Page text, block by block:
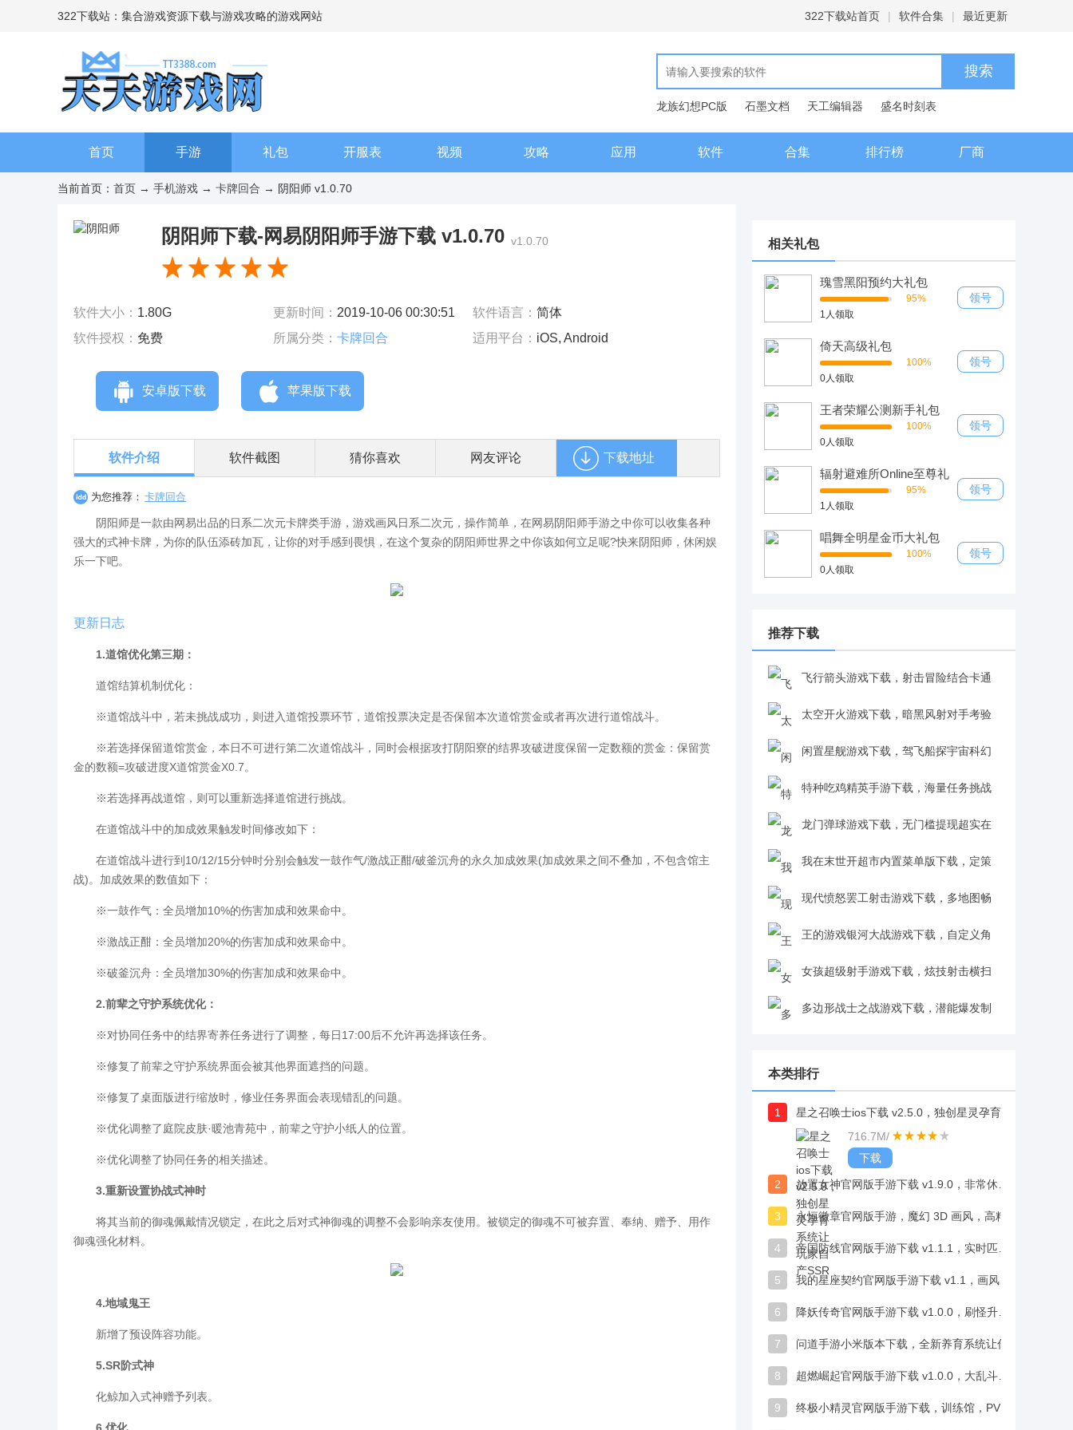
322下载站：集合游戏资源下载与游戏攻略的游戏网站 322下载站首页 | 软件合集 | 最近更新
龙族幻想PC版 石墨文档 天工编辑器
盛名时刻表
现代汉语词典
首页 手游 礼包 开服表 视频 攻略 应用 软件 合集 排行榜 厂商
当前首页： 首页 → 手机游戏 → 卡牌回合 → 阴阳师 v1.0.70
阴阳师下载-网易阴阳师手游下载 v1.0.70 v1.0.70
软件大小： 1.80G 更新时间： 2019-10-06 00:30:51 软件语言： 简体
软件授权： 免费 所属分类： 卡牌回合 适用平台： iOS, Android
安卓版下载 苹果版下载
软件介绍 软件截图 猜你喜欢 网友评论 下载地址
为您推荐： 卡牌回合
阴阳师是一款由网易出品的日系二次元卡牌类手游，游戏画风日系二次元，操作简单，在网易阴阳师手游之中你可以收集各种
强大的式神卡牌，为你的队伍添砖加瓦，让你的对手感到畏惧，在这个复杂的阴阳师世界之中你该如何立足呢?快来阴阳师，休闲娱
乐一下吧。
更新日志
1.道馆优化第三期：
道馆结算机制优化：
※道馆战斗中，若未挑战成功，则进入道馆投票环节，道馆投票决定是否保留本次道馆赏金或者再次进行道馆战斗。
※若选择保留道馆赏金，本日不可进行第二次道馆战斗，同时会根据攻打阴阳寮的结界攻破进度保留一定数额的赏金：保留赏
金的数额=攻破进度X道馆赏金X0.7。
※若选择再战道馆，则可以重新选择道馆进行挑战。
在道馆战斗中的加成效果触发时间修改如下：
在道馆战斗进行到10/12/15分钟时分别会触发一鼓作气/激战正酣/破釜沉舟的永久加成效果(加成效果之间不叠加，不包含馆主
战)。加成效果的数值如下：
※一鼓作气：全员增加10%的伤害加成和效果命中。
※激战正酣：全员增加20%的伤害加成和效果命中。
※破釜沉舟：全员增加30%的伤害加成和效果命中。
2.前辈之守护系统优化：
※对协同任务中的结界寄养任务进行了调整，每日17:00后不允许再选择该任务。
※修复了前辈之守护系统界面会被其他界面遮挡的问题。
※修复了桌面版进行缩放时，修业任务界面会表现错乱的问题。
※优化调整了庭院皮肤·暖池青苑中，前辈之守护小纸人的位置。
※优化调整了协同任务的相关描述。
3.重新设置协战式神时
将其当前的御魂佩戴情况锁定，在此之后对式神御魂的调整不会影响亲友使用。被锁定的御魂不可被弃置、奉纳、赠予、用作
御魂强化材料。
4.地域鬼王
新增了预设阵容功能。
5.SR阶式神
化鲸加入式神赠予列表。
相关礼包
瑰雪黑阳预约大礼包
95%
1人领取
领号
倚天高级礼包
100%
0人领取
领号
王者荣耀公测新手礼包
100%
0人领取
领号
辐射避难所Online至尊礼
包
95%
1人领取
领号
唱舞全明星金币大礼包
100%
0人领取
领号
推荐下载
飞行箭头游戏下载，射击冒险结合卡通
画风体验佳v4.8.5 安卓版
太空开火游戏下载，暗黑风射对手考验
反应超刺激v1.1.2 安卓版
闲置星舰游戏下载，驾飞船探宇宙科幻
感拉满v0.2 安卓版
特种吃鸡精英手游下载，海量任务挑战
冒险超有趣v1.0 安卓版
龙门弹球游戏下载，无门槛提现超实在
v6.0.05 红包版
我在末世开超市内置菜单版下载，定策
略搞贸易成商业领袖v1.2 安卓版
现代愤怒罢工射击游戏下载，多地图畅
吃鸡超带感v1.1 安卓版
王的游戏银河大战游戏下载，自定义角
色战趣十足v3.0.0 中文版
女孩超级射手游戏下载，炫技射击横扫
怪物v1.1.11 安卓版
多边形战士之战游戏下载，潜能爆发制
本类排行
1
716.7M/
下载
2
3
4
5
6
7
8
9